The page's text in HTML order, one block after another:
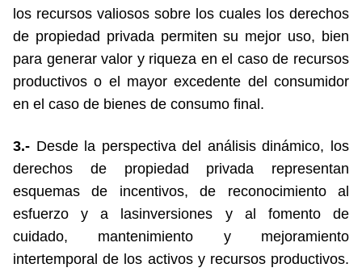
los recursos valiosos sobre los cuales los derechos
de propiedad privada permiten su mejor uso, bien
para generar valor y riqueza en el caso de recursos
productivos o el mayor excedente del consumidor
en el caso de bienes de consumo final.
3.- Desde la perspectiva del análisis dinámico, los
derechos de propiedad privada representan
esquemas de incentivos, de reconocimiento al
esfuerzo y a lasinversiones y al fomento de
cuidado, mantenimiento y mejoramiento
intertemporal de los activos y recursos productivos.